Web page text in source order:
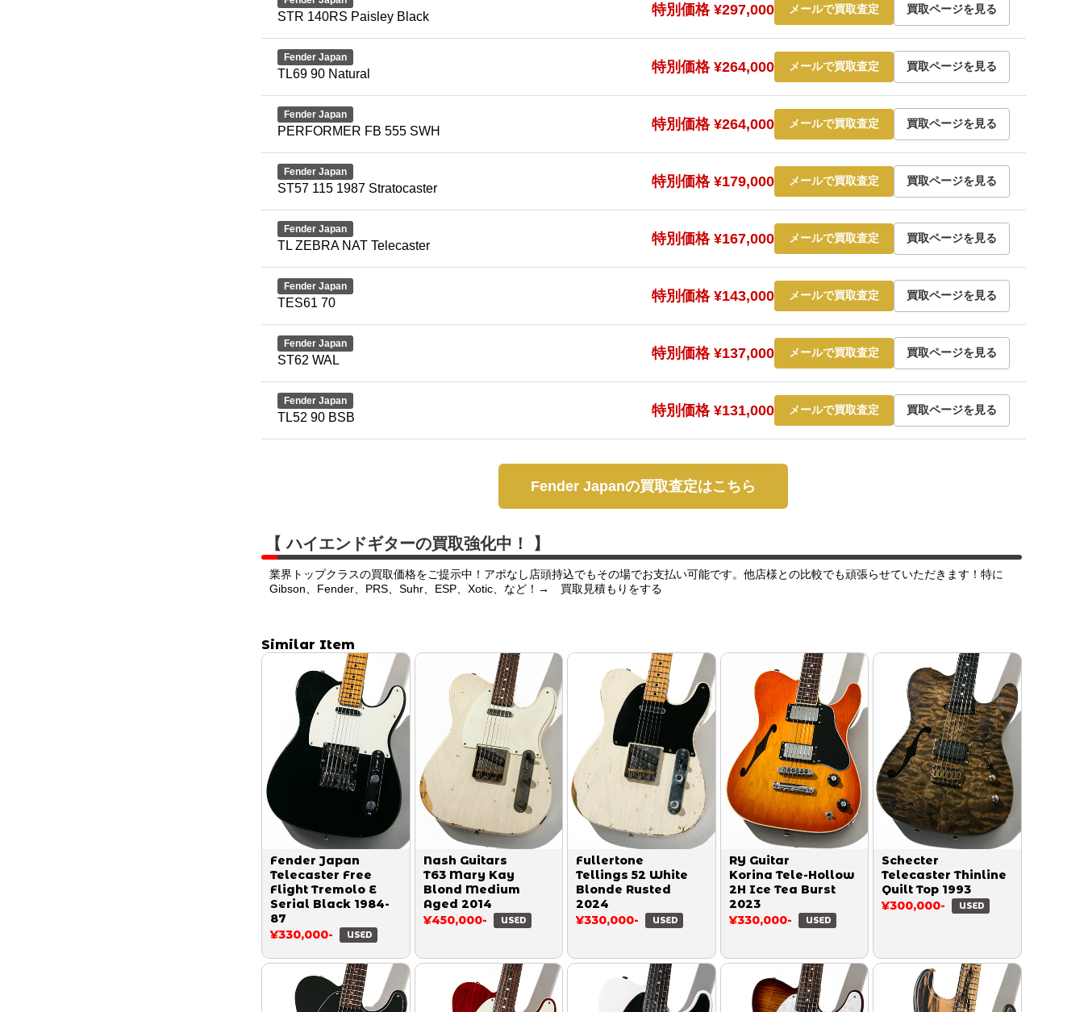
STR 140RS Paisley Black 特別価格 ¥297,000 メールで買取査定 買取ページを見る
Fender Japan
TL69 90 Natural 特別価格 ¥264,000 メールで買取査定 買取ページを見る
Fender Japan
PERFORMER FB 555 SWH 特別価格 ¥264,000 メールで買取査定 買取ページを見る
Fender Japan
ST57 115 1987 Stratocaster 特別価格 ¥179,000 メールで買取査定 買取ページを見る
Fender Japan
TL ZEBRA NAT Telecaster 特別価格 ¥167,000 メールで買取査定 買取ページを見る
Fender Japan
TES61 70 特別価格 ¥143,000 メールで買取査定 買取ページを見る
Fender Japan
ST62 WAL 特別価格 ¥137,000 メールで買取査定 買取ページを見る
Fender Japan
TL52 90 BSB 特別価格 ¥131,000 メールで買取査定 買取ページを見る
Fender Japanの買取査定はこちら
【 ハイエンドギターの買取強化中！ 】
業界トップクラスの買取価格をご提示中！アポなし店頭持込でもその場でお支払い可能です。他店様との比較でも頑張らせていただきます！特に
Gibson、Fender、PRS、Suhr、ESP、Xotic、など！→ 買取見積もりをする
Similar Item
Fender Japan
Telecaster Free
Flight Tremolo E
Serial Black 1984-
87
¥330,000-
USED
Nash Guitars
T63 Mary Kay
Blond Medium
Aged 2014
¥450,000-
USED
Fullertone
Tellings 52 White
Blonde Rusted
2024
¥330,000-
USED
RY Guitar
Korina Tele-Hollow
2H Ice Tea Burst
2023
¥330,000-
USED
Schecter
Telecaster Thinline
Quilt Top 1993
¥300,000-
USED